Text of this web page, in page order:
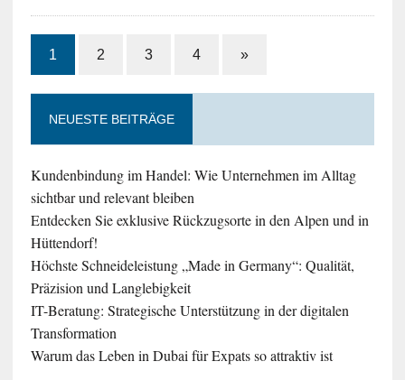
1 2 3 4 »
NEUESTE BEITRÄGE
Kundenbindung im Handel: Wie Unternehmen im Alltag
sichtbar und relevant bleiben
Entdecken Sie exklusive Rückzugsorte in den Alpen und in
Hüttendorf!
Höchste Schneideleistung „Made in Germany“: Qualität,
Präzision und Langlebigkeit
IT-Beratung: Strategische Unterstützung in der digitalen
Transformation
Warum das Leben in Dubai für Expats so attraktiv ist